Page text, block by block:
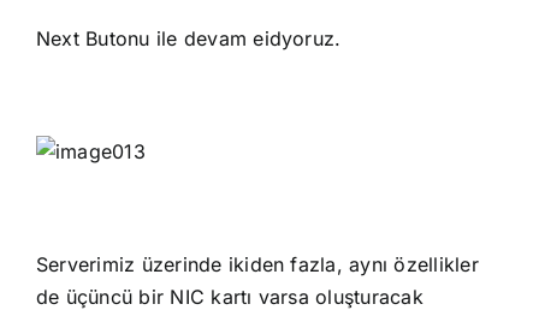
Next Butonu ile devam eidyoruz.
Serverimiz üzerinde ikiden fazla, aynı özellikler
de üçüncü bir NIC kartı varsa oluşturacak